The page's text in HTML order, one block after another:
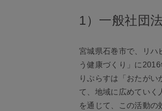
1）一般社団
宮城県石巻市で、リハ
う健康づくり」に
りぷらすは「おたが
て、地域に広めていく
を通じて、この活動の